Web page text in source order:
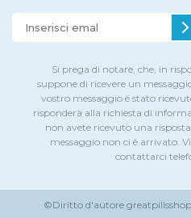
Si prega di notare, che, in
suppone di ricevere un
vostro messaggio è stato
risponderà alla richiesta di
non avete ricevuto una
messaggio non ci è arrivato.
contattarci
©Diritto d'autore